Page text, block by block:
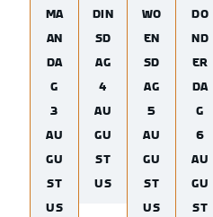
MA
AN
DA
G
3
AU
GU
ST
US
DIN
SD
AG
4
AU
GU
ST
US
WO
EN
SD
AG
5
AU
GU
ST
US
DO
ND
ER
DA
G
6
AU
GU
ST